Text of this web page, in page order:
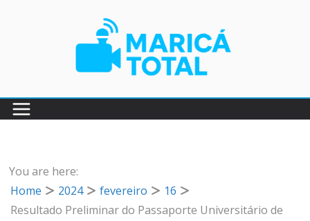
You are here:
Home
2024 fevereiro
16
Resultado Preliminar do Passaporte Universitário de